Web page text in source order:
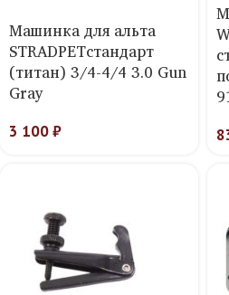
Машинка для альта
STRADPETстандарт
(титан) 3/4-4/4 3.0 Gun
Gray
3 100₽